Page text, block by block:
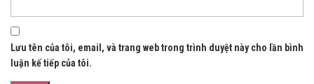
Lưu tên của tôi, email, và trang web trong trình duyệt này cho lần bình
luận kế tiếp của tôi.